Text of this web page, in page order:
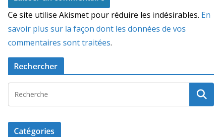
Ce site utilise Akismet pour réduire les indésirables. En
savoir plus sur la façon dont les données de vos
commentaires sont traitées.
Rechercher
Catégories